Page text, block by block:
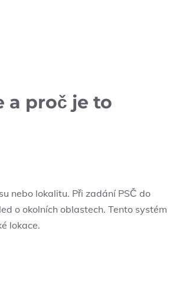
a proč je to
nebo lokalitu. Při zadání PSČ‍ do
o okolních oblastech. Tento systém
lokace.